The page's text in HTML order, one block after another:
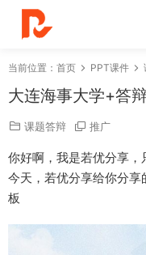
当前位置： 首页 PPT课件
大连海事大学+答
课题答辩 推广
你好啊，我是若优分享，
今天，若优分享给你分
板